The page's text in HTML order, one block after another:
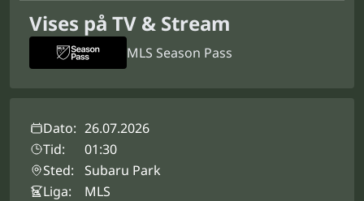
Vises på TV & Stream
MLS Season Pass
Dato: 26.07.2026
Tid:
01:30
Sted:
Subaru Park
Liga:
MLS